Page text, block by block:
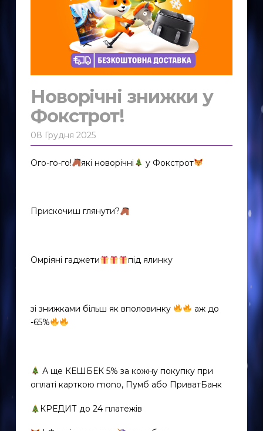
Новорічні знижки у
Фокстрот!
08 Грудня 2025
Ого-го-го! які новорічні у Фокстрот
Прискочиш глянути?
Омріяні гаджети під ялинку
зі знижками більш як вполовинку
аж до
-65%
А ще КЕШБЕК 5% за кожну покупку при
оплаті карткою mono, Пумб або ПриватБанк
КРЕДИТ до 24 платежів